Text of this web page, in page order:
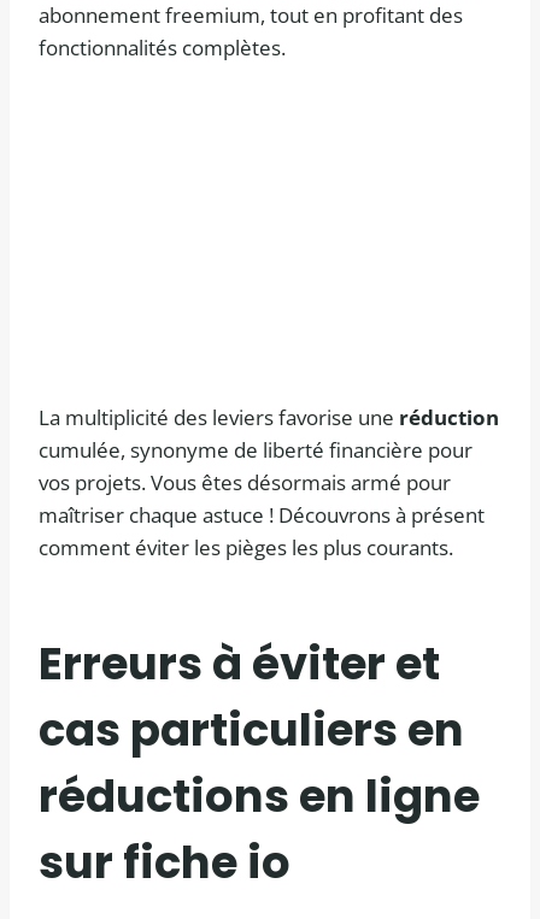
abonnement freemium, tout en profitant des
fonctionnalités complètes.
La multiplicité des leviers favorise une réduction
cumulée, synonyme de liberté financière pour
vos projets. Vous êtes désormais armé pour
maîtriser chaque astuce ! Découvrons à présent
comment éviter les pièges les plus courants.
Erreurs à éviter et
cas particuliers en
réductions en ligne
sur fiche io